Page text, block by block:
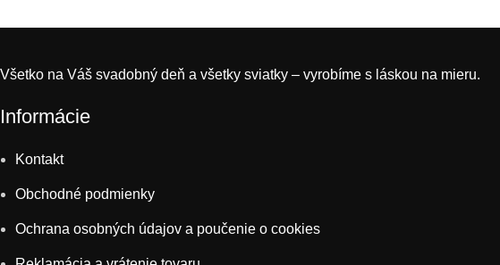
Všetko na Váš svadobný deň a všetky sviatky – vyrobíme s láskou na mieru.
Informácie
Kontakt
Obchodné podmienky
Ochrana osobných údajov a poučenie o cookies